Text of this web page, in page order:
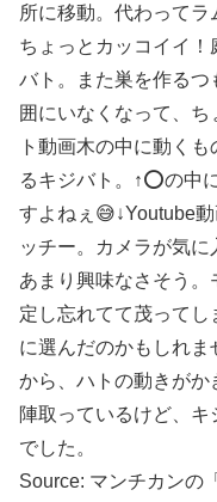
所に移動。代わって
ちょっとカッコイイ
バト。また巣を作る
囲にいなくなって、
ト動画木の中に動く
るキジバト。↑⭕️の中
すよねぇ😅↓Youtube
ッチー。カメラが気
あまり興味なさそう
定し忘れてて茂って
に選んだのかもしれ
から、ハトの動きがか
陣取っているけど、
でした。
Source: マンチカンの